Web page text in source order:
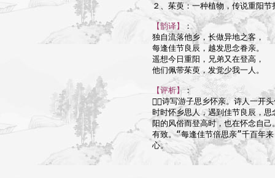
２、茱萸：一种植物，传说重阳
【韵译】
：
独自流落他乡，长做异地之客，
每逢佳节良辰，越发思念眷亲。
遥想今日重阳，兄弟又在登高，
他们佩带茱萸，发觉少我一人。
【评析】：
诗写游子思乡怀亲。诗人一开
时时怀乡思人，遇到佳节良辰，
阳的风俗而登高时，也在怀念自
有致。“每逢佳节倍思亲”千百年
心。